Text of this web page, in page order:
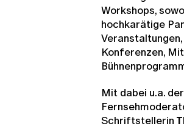
Workshops,
hochkarätige
Konferenzen,
Mit dabei u.a.
Schriftstellerin